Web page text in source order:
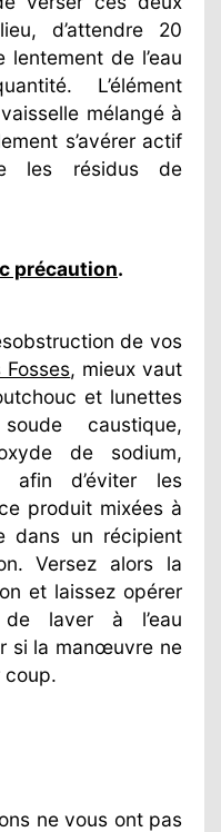
d’attendre 20
de l’eau
L’élément
mélangé à
s’avérer actif
les résidus de
précaution.
de vos
Fosses, mieux vaut
et lunettes
caustique,
de sodium,
afin d’éviter les
produit mixées à
dans un récipient
Versez alors la
et laissez opérer
laver à l’eau
si la manœuvre ne
coup.
ne vous ont pas